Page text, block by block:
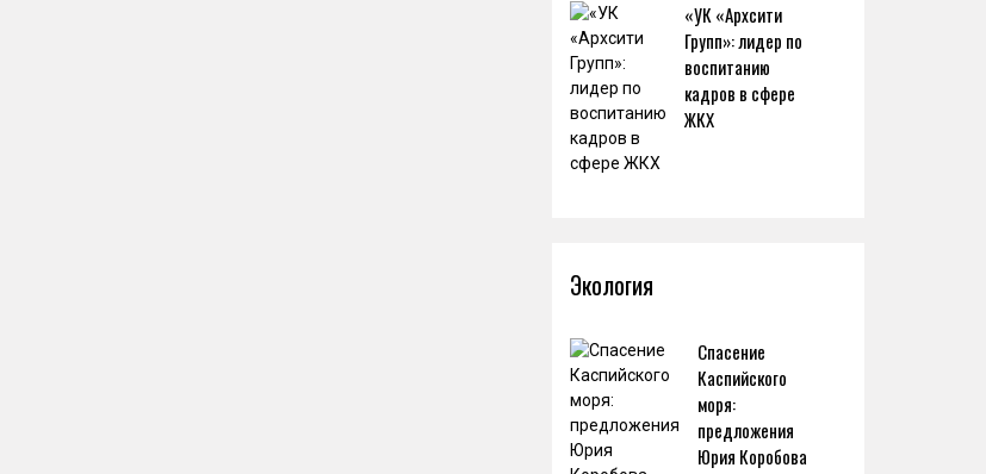
«УК «Архсити
Групп»: лидер по
воспитанию
кадров в сфере
ЖКХ
Экология
Спасение
Каспийского
моря:
предложения
Юрия Коробова